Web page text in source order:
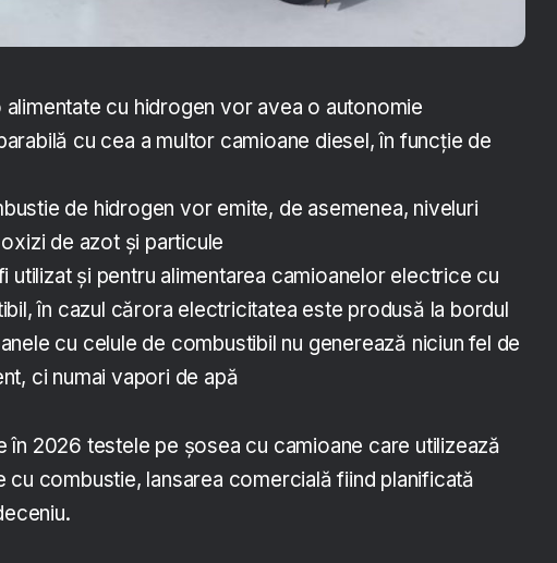
cu hidrogen vor avea o autonomie
cu cea a multor camioane diesel, în funcție de
de hidrogen vor emite, de asemenea, niveluri
de azot și particule
utilizat și pentru alimentarea camioanelor electrice cu
în cazul cărora electricitatea este produsă la bordul
cu celule de combustibil nu generează niciun fel de
ci numai vapori de apă
în 2026 testele pe șosea cu camioane care utilizează
cu combustie, lansarea comercială fiind planificată